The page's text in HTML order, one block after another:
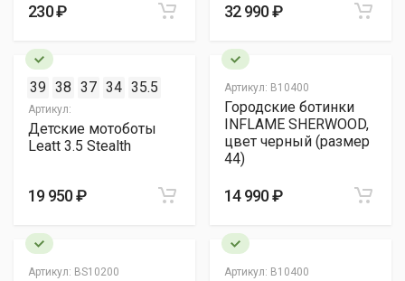
230 ₽ 32 990 ₽
39 38 37 34 35.5
Артикул:
Детские мотоботы
Leatt 3.5 Stealth
19 950 ₽
Артикул: B10400
Городские ботинки
INFLAME SHERWOOD,
цвет черный (размер
44)
14 990 ₽
Артикул: BS10200 Артикул: B10400